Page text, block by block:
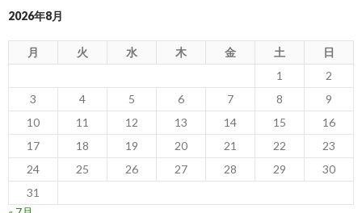
2026年8月
月 火 水 木 金 土
日
1
2
3
4 5 6 7 8
9
10
11 12 13 14 15
16
17
18 19 20 21 22
23
24
25 26 27 28 29
30
31